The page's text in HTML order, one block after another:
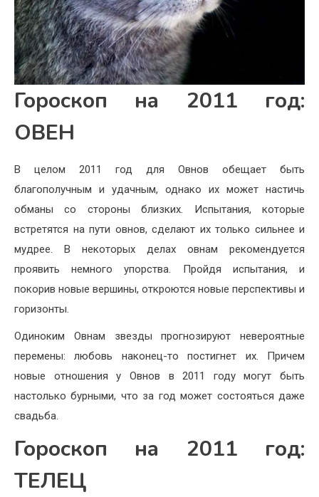
Гороскоп на 2011 год:
ОВЕН
В целом 2011 год для Овнов обещает быть
благополучным и удачным, однако их может настичь
обманы со стороны близких. Испытания, которые
встретятся на пути овнов, сделают их только сильнее и
мудрее. В некоторых делах овнам рекомендуется
проявить немного упорства. Пройдя испытания, и
покорив новые вершины, откроются новые перспективы и
горизонты.
Одиноким Овнам звезды прогнозируют невероятные
перемены: любовь наконец-то постигнет их. Причем
новые отношения у Овнов в 2011 году могут быть
настолько бурными, что за год может состояться даже
свадьба.
Гороскоп на 2011 год:
ТЕЛЕЦ